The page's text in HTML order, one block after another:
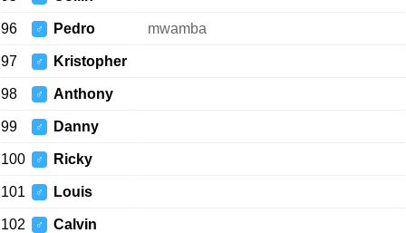
96 ♂ Pedro mwamba
97 ♂ Kristopher
98 ♂ Anthony
99 ♂ Danny
100 ♂ Ricky
101 ♂ Louis
102 ♂ Calvin